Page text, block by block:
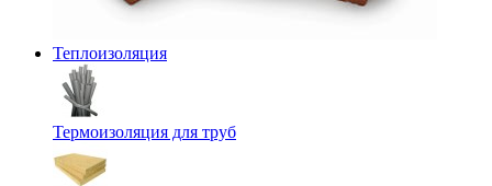
Теплоизоляция
Термоизоляция для труб